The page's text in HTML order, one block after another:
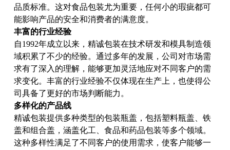
品质标准。这对食品包装尤为重要，任何小的瑕疵都可
能影响产品的安全和消费者的满意度。
丰富的行业经验
自1992年成立以来，精诚包装在技术研发和模具制造领
域积累了不少的经验。通过多年的发展，公司对市场需
求有了深入的理解，能够更加灵活地应对不同客户的需
求变化。丰富的行业经验不仅体现在生产上，也使得公
司具备了更好的市场判断能力。
多样化的产品线
精诚包装提供多种类型的包装瓶盖，包括塑料瓶盖、铁
盖和组合盖，涵盖化工、食品和药品包装等多个领域。
这种多样性满足了不同客户的使用需求，使客户能够一